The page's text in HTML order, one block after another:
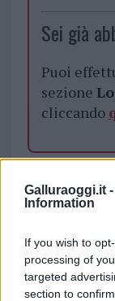
Galluraoggi.it -
Information
If you wish to
processing of
targeted
section to
Sei già
Puoi
sezione
cliccando
Terremoto